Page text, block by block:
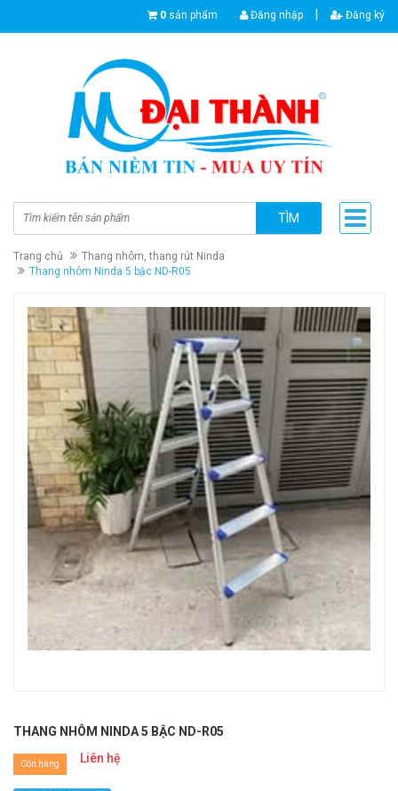
0 sản phẩm Đăng nhập Đăng ký
TÌM
Trang chủ
Thang nhôm, thang rút Ninda
Thang nhôm Ninda 5 bậc ND-R05
THANG NHÔM NINDA 5 BẬC ND-R05
Liên hệ
Còn hàng